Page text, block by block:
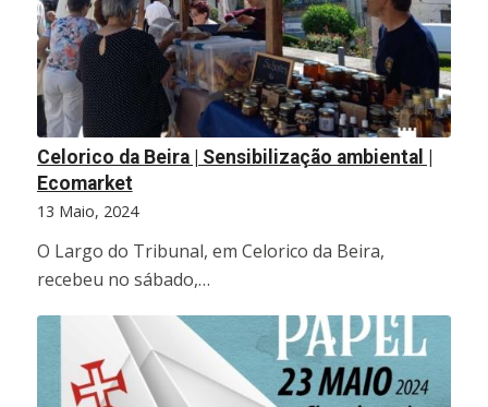
Celorico da Beira | Sensibilização ambiental |
Ecomarket
13 Maio, 2024
O Largo do Tribunal, em Celorico da Beira,
recebeu no sábado,…